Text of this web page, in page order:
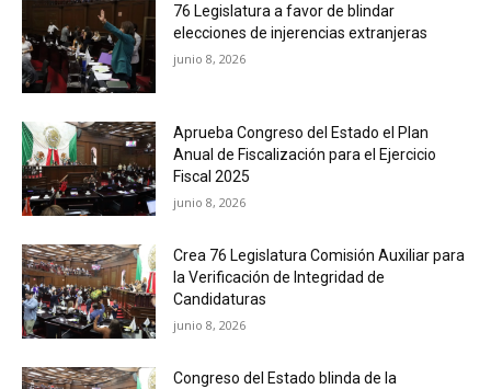
76 Legislatura a favor de blindar
elecciones de injerencias extranjeras
junio 8, 2026
Aprueba Congreso del Estado el Plan
Anual de Fiscalización para el Ejercicio
Fiscal 2025
junio 8, 2026
Crea 76 Legislatura Comisión Auxiliar para
la Verificación de Integridad de
Candidaturas
junio 8, 2026
Congreso del Estado blinda de la